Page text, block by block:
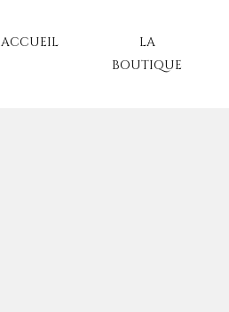
ACCUEIL
LA
BOUTIQUE